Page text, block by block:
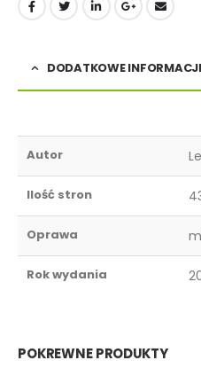
DODATKOWE
Autor
Ilość stron
Oprawa
Rok wydania
POKREWNE PRODUKTY